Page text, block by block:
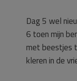
Dag 5 wel
6 toen mijn
met beestjes
kleren in de